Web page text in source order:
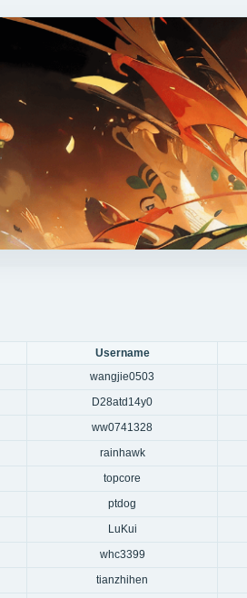
Username
wangjie0503
D28atd14y0
ww0741328
rainhawk
topcore
ptdog
LuKui
whc3399
tianzhihen